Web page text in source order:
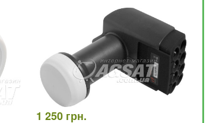
1 250 грн.